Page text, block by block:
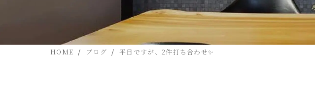
HOME ブログ 平日ですが、2件打ち合わせ✨